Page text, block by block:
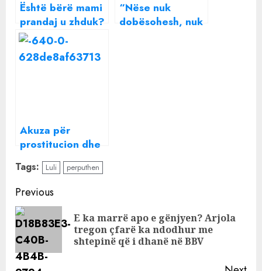
Është bërë mami
prandaj u zhduk?
Ish-konkurrentja
e “Përputhen” i
habit të gjithë
“Nëse nuk
dobësohesh, nuk
Akuza për
prostitucion dhe
vrasje/ Ish-
konkurrentja e
Për’puthen”: Kam
qenë në burg
për…
Tags: Luli perputhen
Continue
Reading
Previous
E ka marrë apo e gënjyen? Arjola
tregon çfarë ka ndodhur me
shtepinë që i dhanë në BBV